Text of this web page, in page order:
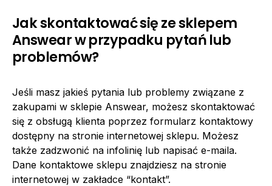
Jak skontaktować się ze sklepem
Answear w przypadku pytań lub
problemów?
Jeśli masz jakieś pytania lub problemy związane z
zakupami w sklepie Answear, możesz skontaktować
się z obsługą klienta poprzez formularz kontaktowy
dostępny na stronie internetowej sklepu. Możesz
także zadzwonić na infolinię lub napisać e-maila.
Dane kontaktowe sklepu znajdziesz na stronie
internetowej w zakładce “kontakt”.